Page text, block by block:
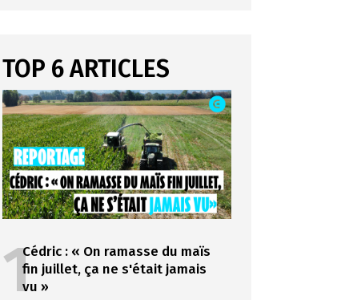
TOP 6 ARTICLES
1Cédric : « On ramasse du maïs
fin juillet, ça ne s'était jamais
vu »